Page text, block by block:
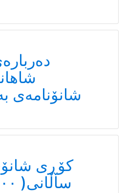
شانۆنامەی
کۆڕی
ساڵانی( ٢٠٠٠ـ٢٠٠٨ )دا